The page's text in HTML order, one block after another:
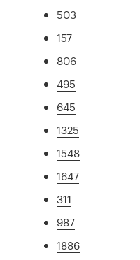
503
157
806
495
645
1325
1548
1647
311
987
1886